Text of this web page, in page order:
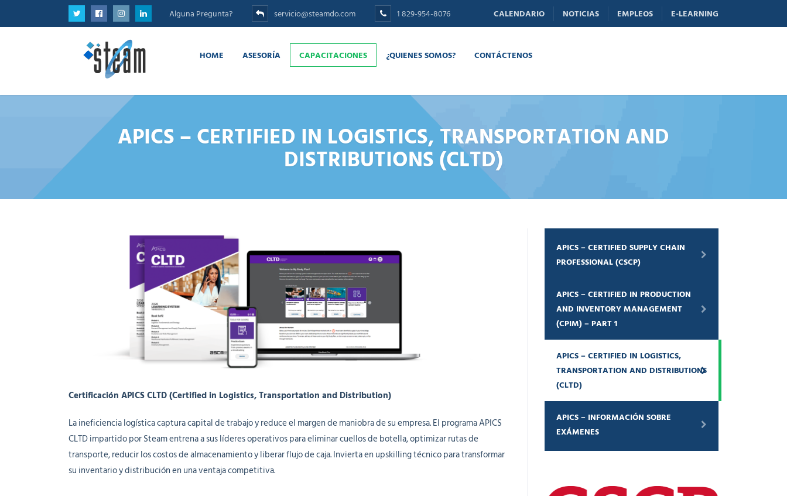
Alguna Pregunta? servicio@steamdo.com 1 829-954-8076 CALENDARIO NOTICIAS EMPLEOS E-LEARNING
HOME ASESORÍA CAPACITACIONES ¿QUIENES SOMOS? CONTÁCTENOS
APICS – CERTIFIED IN LOGISTICS, TRANSPORTATION AND
DISTRIBUTIONS (CLTD)
Certificación APICS CLTD (Certified in Logistics, Transportation and Distribution)
La ineficiencia logística captura capital de trabajo y reduce el margen de maniobra de su empresa. El programa APICS
CLTD impartido por Steam entrena a sus líderes operativos para eliminar cuellos de botella, optimizar rutas de
transporte, reducir los costos de almacenamiento y liberar flujo de caja. Invierta en upskilling técnico para transformar
su inventario y distribución en una ventaja competitiva.
APICS – CERTIFIED SUPPLY CHAIN
PROFESSIONAL (CSCP)
APICS – CERTIFIED IN PRODUCTION
AND INVENTORY MANAGEMENT
(CPIM) – PART 1
APICS – CERTIFIED IN LOGISTICS,
TRANSPORTATION AND DISTRIBUTIONS
(CLTD)
APICS – INFORMACIÓN SOBRE
EXÁMENES